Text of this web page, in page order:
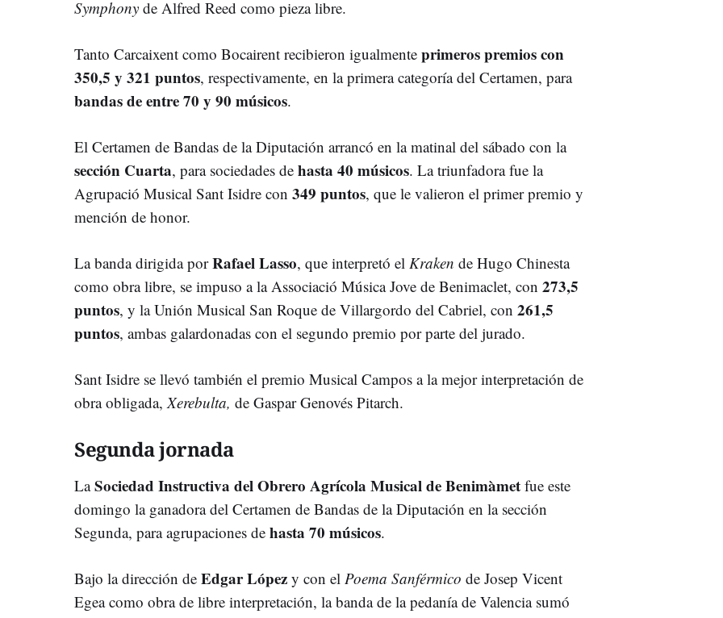
Symphony de Alfred Reed como pieza libre.
Tanto Carcaixent como Bocairent recibieron igualmente primeros premios con
350,5 y 321 puntos, respectivamente, en la primera categoría del Certamen, para
bandas de entre 70 y 90 músicos.
El Certamen de Bandas de la Diputación arrancó en la matinal del sábado con la
sección Cuarta, para sociedades de hasta 40 músicos. La triunfadora fue la
Agrupació Musical Sant Isidre con 349 puntos, que le valieron el primer premio y
mención de honor.
La banda dirigida porRafael Lasso, que interpretó el Kraken de Hugo Chinesta
como obra libre, se impuso a la Associació Música Jove de Benimaclet, con 273,5
puntos, y la Unión Musical San Roque de Villargordo del Cabriel, con 261,5
puntos, ambas galardonadas con el segundo premio por parte del jurado.
Sant Isidre se llevó también el premio Musical Campos a la mejor interpretación de
obra obligada, Xerebulta, de Gaspar Genovés Pitarch.
Segunda jornada
LaSociedad Instructiva del Obrero Agrícola Musical de Benimàmet fue este
domingo la ganadora del Certamen de Bandas de la Diputación en la sección
Segunda, para agrupaciones de hasta 70 músicos.
Bajo la dirección de Edgar López y con el Poema Sanférmico de Josep Vicent
Egea como obra de libre interpretación, la banda de la pedanía de Valencia sumó